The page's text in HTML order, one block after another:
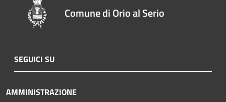
Comune di Orio al Serio
SEGUICI SU
AMMINISTRAZIONE